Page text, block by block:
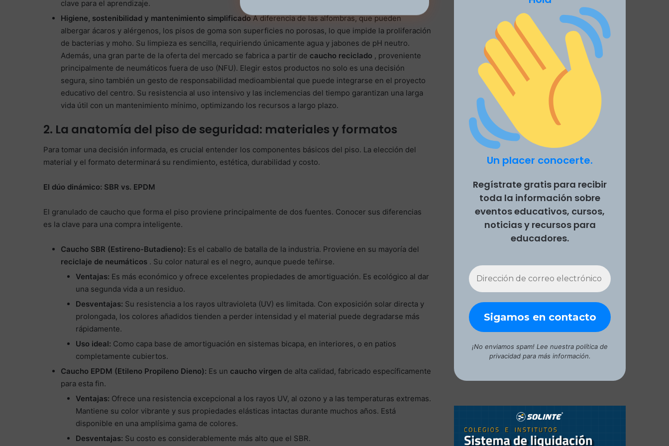
clave para el aprendizaje.
Higiene, sostenibilidad y mantenimiento simplificadoA diferencia de las alfombras, que pueden
albergar ácaros y alérgenos, los pisos de goma son superficies no porosas, lo que impide la proliferación
de bacterias y moho. Su limpieza es sencilla, requiriendo únicamente agua y jabones de pH neutro.
Además, una gran parte de la oferta del mercado se fabrica a partir de caucho reciclado , proveniente
principalmente de neumáticos fuera de uso (NFU). Elegir estos productos no solo es una decisión
segura, sino también un gesto de responsabilidad medioambiental que puede integrarse en el proyecto
educativo del centro. Su resistencia al uso intensivo y las inclemencias del tiempo garantizan una larga
vida útil con un mantenimiento mínimo, optimizando los recursos a largo plazo.
2. La anatomía del piso de seguridad: materiales y formatos
Para tomar una decisión informada, es crucial entender los componentes básicos del piso. La elección del
material y el formato determinará su rendimiento, estética, durabilidad y costo.
El dúo dinámico: SBR vs. EPDM
El granulado de caucho que forma el piso proviene principalmente de dos fuentes. Conocer sus diferencias
es la clave para una compra inteligente.
Caucho SBR (Estireno-Butadieno): Es el caballo de batalla de la industria. Proviene en su mayoría del
reciclaje de neumáticos . Su color natural es el negro, aunque puede teñirse.
Ventajas: Es más económico y ofrece excelentes propiedades de amortiguación. Es ecológico al dar
una segunda vida a un residuo.
Desventajas: Su resistencia a los rayos ultravioleta (UV) es limitada. Con exposición solar directa y
prolongada, los colores añadidos tienden a perder intensidad y el material puede degradarse más
rápidamente.
Uso ideal: Como capa base de amortiguación en sistemas bicapa, en interiores, o en patios
completamente cubiertos.
Caucho EPDM (Etileno Propileno Dieno): Es un caucho virgen de alta calidad, fabricado específicamente
para esta fin.
Ventajas: Ofrece una resistencia excepcional a los rayos UV, al ozono y a las temperaturas extremas.
Mantiene su color vibrante y sus propiedades elásticas intactas durante muchos años. Está
disponible en una amplísima gama de colores.
Desventajas: Su costo es considerablemente más alto que el SBR.
Un placer conocerte.
Regístrate gratis para recibir
toda la información sobre
eventos educativos, cursos,
noticias y recursos para
educadores.
¡No enviamos spam! Lee nuestra política de
privacidadpara más información.